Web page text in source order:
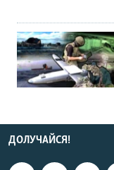
ДОЛУЧАЙСЯ!